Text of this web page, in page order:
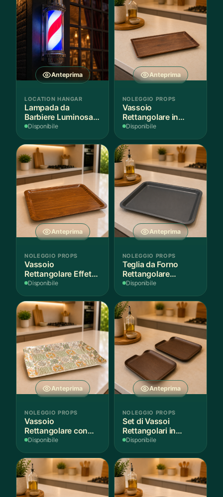
Anteprima
LOCATION HANGAR
Lampada da
Barbiere Luminosa
Rotante
Disponibile
Anteprima
NOLEGGIO PROPS
Vassoio
Rettangolare in
Legno Scuro
Disponibile
Anteprima
NOLEGGIO PROPS
Vassoio
Rettangolare Effetto
Legno
Disponibile
Anteprima
NOLEGGIO PROPS
Teglia da Forno
Rettangolare
Antiaderente
Disponibile
Anteprima
NOLEGGIO PROPS
Vassoio
Rettangolare con
Fantasia
Disponibile
Anteprima
NOLEGGIO PROPS
Set di Vassoi
Rettangolari in
Finitura Legno
Disponibile